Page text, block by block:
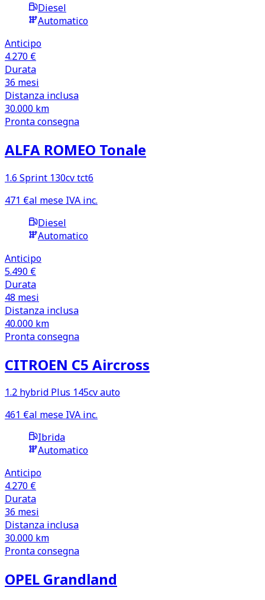
Diesel
Automatico
Anticipo
4.270 €
Durata
36 mesi
Distanza inclusa
30.000 km
Pronta consegna
ALFA ROMEO Tonale
1.6 Sprint 130cv tct6
471 €al mese IVA inc.
Diesel
Automatico
Anticipo
5.490 €
Durata
48 mesi
Distanza inclusa
40.000 km
Pronta consegna
CITROEN C5 Aircross
1.2 hybrid Plus 145cv auto
461 €al mese IVA inc.
Ibrida
Automatico
Anticipo
4.270 €
Durata
36 mesi
Distanza inclusa
30.000 km
Pronta consegna
OPEL Grandland